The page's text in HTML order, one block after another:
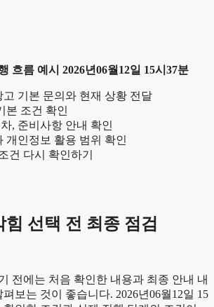
흐름 예시 2026년06월12일 15시37분
고 기본 문의와 현재 상황 전달
본 조건 확인
, 준비사항 안내 확인
개인정보 활용 범위 확인
건 다시 확인하기
선택 전 최종 점검
전에는 처음 확인한 내용과 최종 안내 내
보는 것이 좋습니다. 2026년06월12일 15